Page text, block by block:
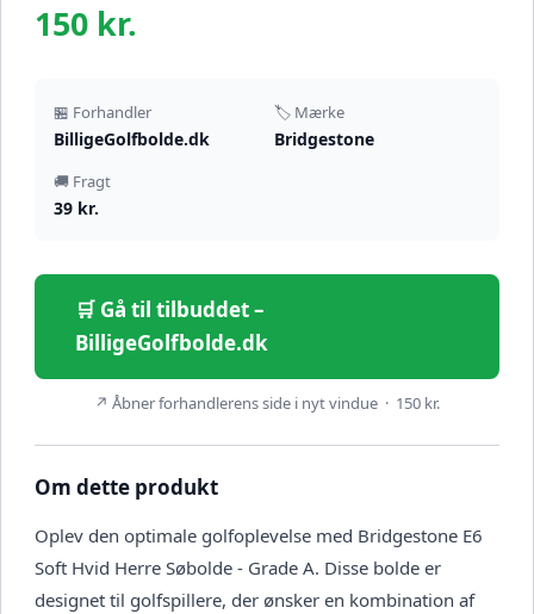
150 kr.
🏪 Forhandler
BilligeGolfbolde.dk
🏷️ Mærke
Bridgestone
🚚 Fragt
39 kr.
🛒 Gå til tilbuddet –
BilligeGolfbolde.dk
↗ Åbner forhandlerens side i nyt vindue · 150 kr.
Om dette produkt
Oplev den optimale golfoplevelse med Bridgestone E6
Soft Hvid Herre Søbolde - Grade A. Disse bolde er
designet til golfspillere, der ønsker en kombination af